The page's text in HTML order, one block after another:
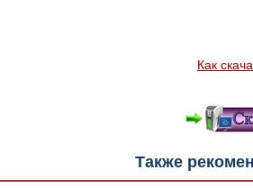
Как
Также